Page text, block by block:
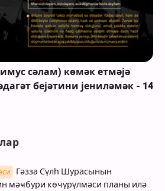
сәлам) көмәк етмәјә
бејәтини јениләмәк - 14
Гәзза Сүлһ Шурасынын
мәҹбури көчүрүлмәси планы илә